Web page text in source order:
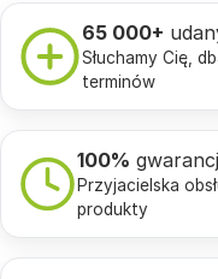
65 000+
Słuchamy Cię,
terminów
100%
Przyjacielska
produkty